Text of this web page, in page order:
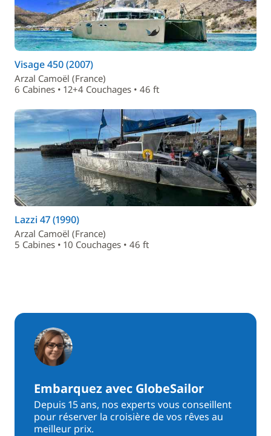
Visage 450 (2007)
Arzal Camoël (France)
6 Cabines • 12+4 Couchages • 46 ft
Lazzi 47 (1990)
Arzal Camoël (France)
5 Cabines • 10 Couchages • 46 ft
Embarquez avec GlobeSailor
Depuis 15 ans, nos experts vous conseillent
pour réserver la croisière de vos rêves au
meilleur prix.